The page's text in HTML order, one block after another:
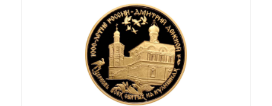
Цена выкупа
Звоните